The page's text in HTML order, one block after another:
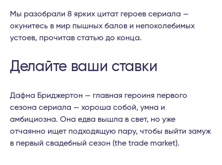
Мы разобрали 8 ярких цитат героев сериала —
окунитесь в мир пышных балов и непоколебимых
устоев, прочитав статью до конца.
Делайте ваши ставки
Дафна Бриджертон — главная героиня первого
сезона сериала — хороша собой, умна и
амбициозна. Она едва вышла в свет, но уже
отчаянно ищет подходящую пару, чтобы выйти замуж
в первый свадебный сезон (the trade market).